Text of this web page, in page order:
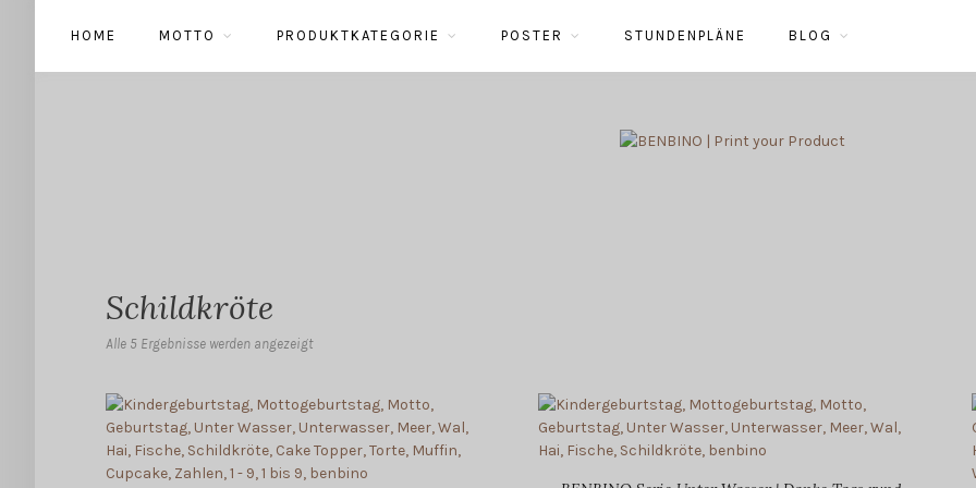
HOME MOTTO PRODUKTKATEGORIE POSTER STUNDENPLÄNE BLOG
Schildkröte
Alle 5 Ergebnisse werden angezeigt